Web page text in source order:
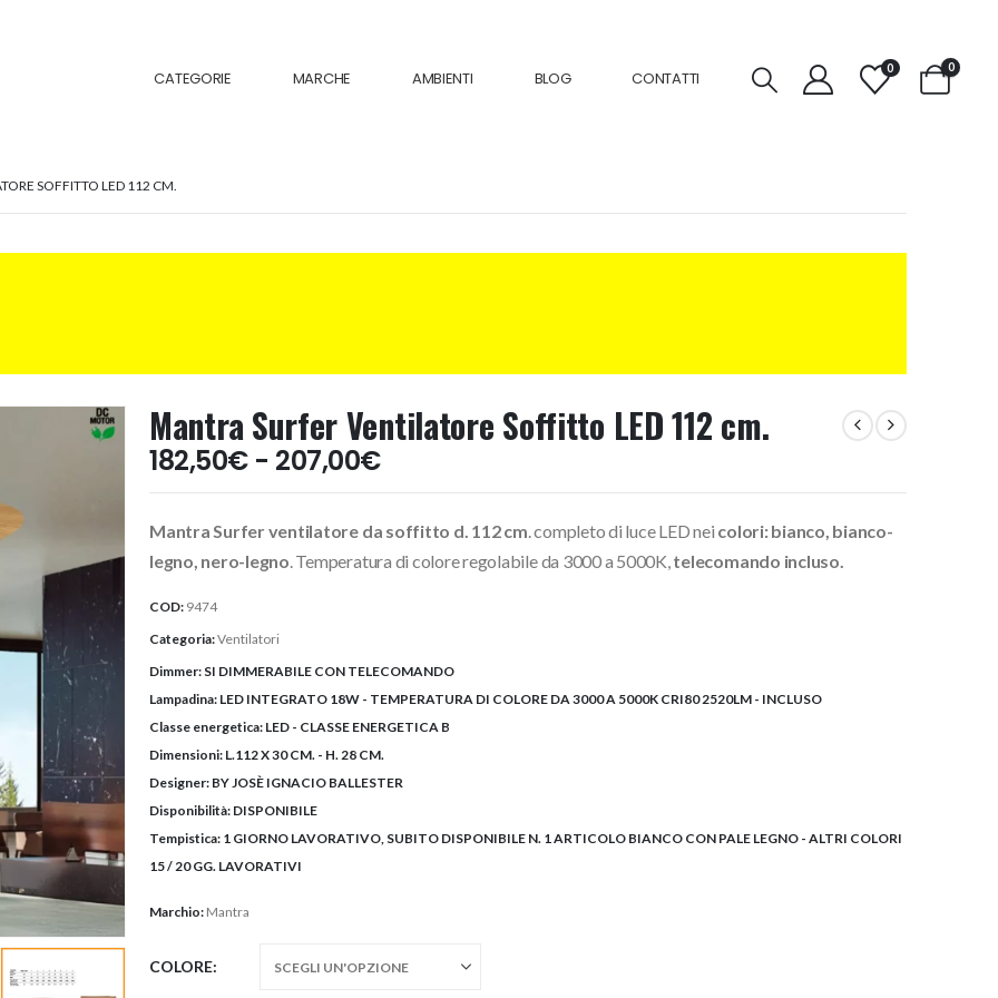
CATEGORIE MARCHE AMBIENTI BLOG CONTATTI
0 0
SOFFITTO LED 112 CM.
Mantra Surfer Ventilatore Soffitto LED 112 cm.
182,50€ - 207,00€Fascia
di
da
182,50€
Mantra Surfer ventilatore da soffitto d. 112 cm. completo di luce LED nei colori: bianco, bianco-
legno, nero-legno. Temperatura di colore regolabile da 3000 a 5000K,telecomando incluso.
COD: 9474
Categoria:Ventilatori
Dimmer: SI DIMMERABILE CON TELECOMANDO
Lampadina: LED INTEGRATO 18W - TEMPERATURA DI COLORE DA 3000 A 5000K CRI80 2520LM - INCLUSO
Classe energetica: LED - CLASSE ENERGETICA B
Dimensioni: L.112 X 30 CM. - H. 28 CM.
Designer: BY JOSÈ IGNACIO BALLESTER
Disponibilità: DISPONIBILE
Tempistica: 1 GIORNO LAVORATIVO, SUBITO DISPONIBILE N. 1 ARTICOLO BIANCO CON PALE LEGNO - ALTRI COLORI
15 / 20 GG. LAVORATIVI
Marchio: Mantra
COLORE